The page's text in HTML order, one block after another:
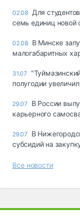
02.08 Для
семь единиц новой
02.08 В Минске
малогабаритных
31.07
полугодии
29.07
В России
карьерного
29.07
В
субсидий на
Все новости